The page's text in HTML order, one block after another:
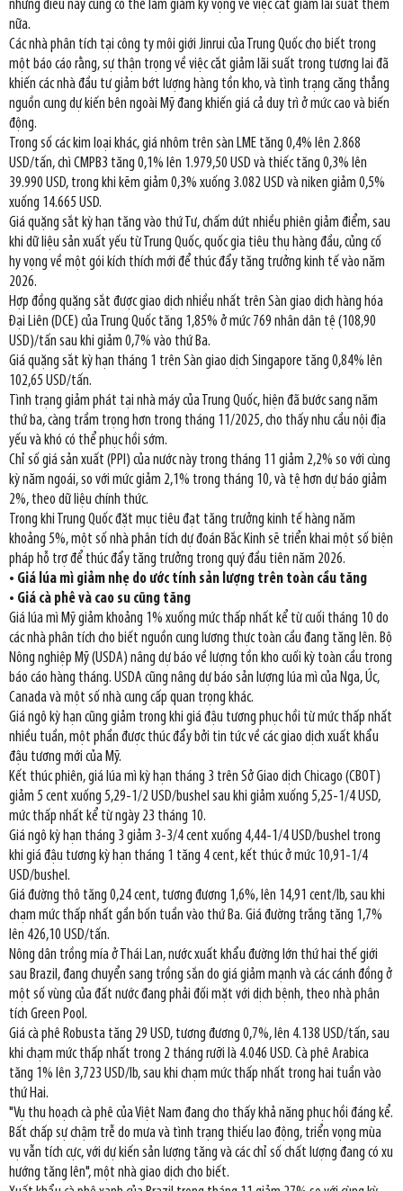
nhưng điều này cũng có thể làm giảm kỳ vọng về việc cắt giảm lãi suất thêm
nữa.
Các nhà phân tích tại công ty môi giới Jinrui của Trung Quốc cho biết trong
một báo cáo rằng, sự thận trọng về việc cắt giảm lãi suất trong tương lai đã
khiến các nhà đầu tư giảm bớt lượng hàng tồn kho, và tình trạng căng thẳng
nguồn cung dự kiến bên ngoài Mỹ đang khiến giá cả duy trì ở mức cao và biến
động.
Trong số các kim loại khác, giá nhôm trên sàn LME tăng 0,4% lên 2.868
USD/tấn, chì CMPB3 tăng 0,1% lên 1.979,50 USD và thiếc tăng 0,3% lên
39.990 USD, trong khi kẽm giảm 0,3% xuống 3.082 USD và niken giảm 0,5%
xuống 14.665 USD.
Giá quặng sắt kỳ hạn tăng vào thứ Tư, chấm dứt nhiều phiên giảm điểm, sau
khi dữ liệu sản xuất yếu từ Trung Quốc, quốc gia tiêu thụ hàng đầu, củng cố
hy vọng về một gói kích thích mới để thúc đẩy tăng trưởng kinh tế vào năm
2026.
Hợp đồng quặng sắt được giao dịch nhiều nhất trên Sàn giao dịch hàng hóa
Đại Liên (DCE) của Trung Quốc tăng 1,85% ở mức 769 nhân dân tệ (108,90
USD)/tấn sau khi giảm 0,7% vào thứ Ba.
Giá quặng sắt kỳ hạn tháng 1 trên Sàn giao dịch Singapore tăng 0,84% lên
102,65 USD/tấn.
Tình trạng giảm phát tại nhà máy của Trung Quốc, hiện đã bước sang năm
thứ ba, càng trầm trọng hơn trong tháng 11/2025, cho thấy nhu cầu nội địa
yếu và khó có thể phục hồi sớm.
Chỉ số giá sản xuất (PPI) của nước này trong tháng 11 giảm 2,2% so với cùng
kỳ năm ngoái, so với mức giảm 2,1% trong tháng 10, và tệ hơn dự báo giảm
2%, theo dữ liệu chính thức.
Trong khi Trung Quốc đặt mục tiêu đạt tăng trưởng kinh tế hàng năm
khoảng 5%, một số nhà phân tích dự đoán Bắc Kinh sẽ triển khai một số biện
pháp hỗ trợ để thúc đẩy tăng trưởng trong quý đầu tiên năm 2026.
• Giá lúa mì giảm nhẹ do ước tính sản lượng trên toàn cầu tăng
• Giá cà phê và cao su cũng tăng
Giá lúa mì Mỹ giảm khoảng 1% xuống mức thấp nhất kể từ cuối tháng 10 do
các nhà phân tích cho biết nguồn cung lương thực toàn cầu đang tăng lên. Bộ
Nông nghiệp Mỹ (USDA) nâng dự báo về lượng tồn kho cuối kỳ toàn cầu trong
báo cáo hàng tháng. USDA cũng nâng dự báo sản lượng lúa mì của Nga, Úc,
Canada và một số nhà cung cấp quan trọng khác.
Giá ngô kỳ hạn cũng giảm trong khi giá đậu tương phục hồi từ mức thấp nhất
nhiều tuần, một phần được thúc đẩy bởi tin tức về các giao dịch xuất khẩu
đậu tương mới của Mỹ.
Kết thúc phiên, giá lúa mì kỳ hạn tháng 3 trên Sở Giao dịch Chicago (CBOT)
giảm 5 cent xuống 5,29-1/2 USD/bushel sau khi giảm xuống 5,25-1/4 USD,
mức thấp nhất kể từ ngày 23 tháng 10.
Giá ngô kỳ hạn tháng 3 giảm 3-3/4 cent xuống 4,44-1/4 USD/bushel trong
khi giá đậu tương kỳ hạn tháng 1 tăng 4 cent, kết thúc ở mức 10,91-1/4
USD/bushel.
Giá đường thô tăng 0,24 cent, tương đương 1,6%, lên 14,91 cent/lb, sau khi
chạm mức thấp nhất gần bốn tuần vào thứ Ba. Giá đường trắng tăng 1,7%
lên 426,10 USD/tấn.
Nông dân trồng mía ở Thái Lan, nước xuất khẩu đường lớn thứ hai thế giới
sau Brazil, đang chuyển sang trồng sắn do giá giảm mạnh và các cánh đồng ở
một số vùng của đất nước đang phải đối mặt với dịch bệnh, theo nhà phân
tích Green Pool.
Giá cà phê Robusta tăng 29 USD, tương đương 0,7%, lên 4.138 USD/tấn, sau
khi chạm mức thấp nhất trong 2 tháng rưỡi là 4.046 USD. Cà phê Arabica
tăng 1% lên 3,723 USD/lb, sau khi chạm mức thấp nhất trong hai tuần vào
thứ Hai.
"Vụ thu hoạch cà phê của Việt Nam đang cho thấy khả năng phục hồi đáng kể.
Bất chấp sự chậm trễ do mưa và tình trạng thiếu lao động, triển vọng mùa
vụ vẫn tích cực, với dự kiến sản lượng tăng và các chỉ số chất lượng đang có xu
hướng tăng lên", một nhà giao dịch cho biết.